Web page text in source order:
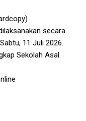
secara
11 Juli 2026.
Sekolah Asal.